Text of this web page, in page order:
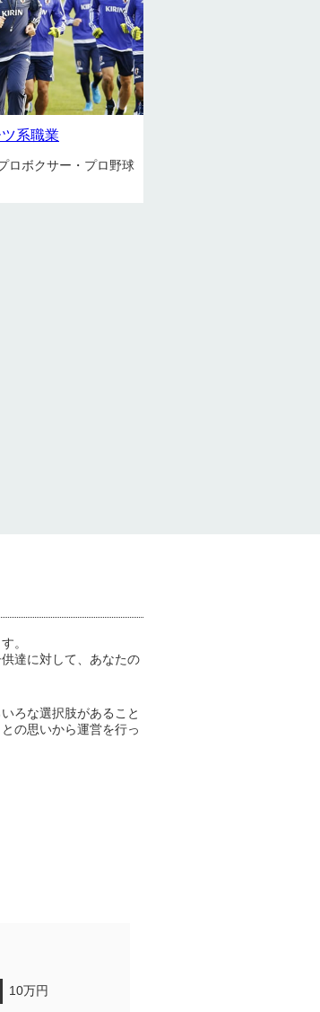
系職業
ロボクサー・プロ野球
。
達に対して、あなたの
ろな選択肢があること
の思いから運営を行っ
10万円